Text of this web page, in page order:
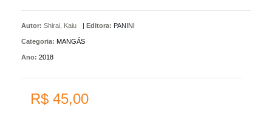
Autor: Shirai, Kaiu | Editora: PANINI
Categoria: MANGÁS
Ano: 2018
R$ 45,00